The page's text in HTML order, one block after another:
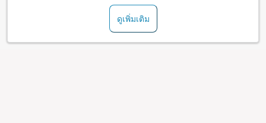
ดูเพิ่มเติม